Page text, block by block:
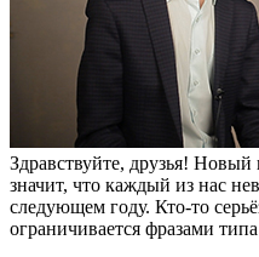
Здравствуйте, друзья! Новый
значит, что каждый из нас
следующем году. Кто-то
ограничивается фразами